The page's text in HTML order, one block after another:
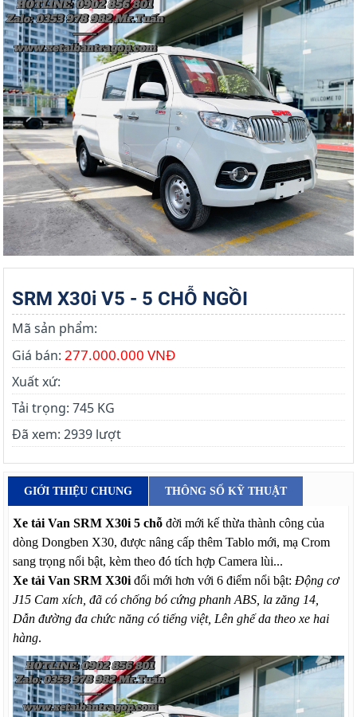
SRM X30i V5 - 5 CHỖ NGỒI
Mã sản phẩm:
Giá bán:277.000.000 VNĐ
Xuất xứ:
Tải trọng: 745 KG
Đã xem: 2939 lượt
GIỚI THIỆU CHUNG THÔNG SỐ KỸ THUẬT
Xe tải Van SRM X30i 5 chỗ đời mới kế thừa thành công của
dòng Dongben X30, được nâng cấp thêm Tablo mới, mạ Crom
sang trọng nổi bật, kèm theo đó tích hợp Camera lùi...
Xe tải Van SRM X30i đổi mới hơn với 6 điểm nổi bật:Động cơ
J15 Cam xích, đã có chống bó cứng phanh ABS, la zăng 14,
Dẫn đường đa chức năng có tiếng việt, Lên ghế da theo xe hai
hàng.